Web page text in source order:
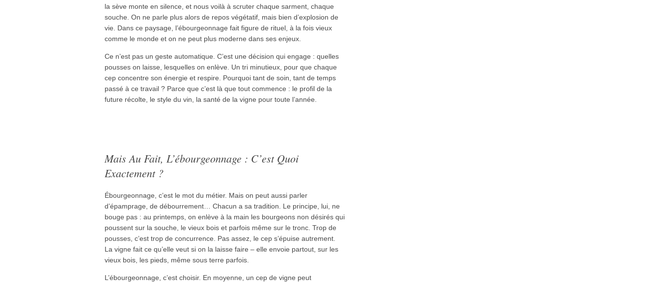
la sève monte en silence, et nous voilà à scruter chaque sarment, chaque
souche. On ne parle plus alors de repos végétatif, mais bien d’explosion de
vie. Dans ce paysage, l’ébourgeonnage fait figure de rituel, à la fois vieux
comme le monde et on ne peut plus moderne dans ses enjeux.
Ce n’est pas un geste automatique. C’est une décision qui engage : quelles
pousses on laisse, lesquelles on enlève. Un tri minutieux, pour que chaque
cep concentre son énergie et respire. Pourquoi tant de soin, tant de temps
passé à ce travail ? Parce que c’est là que tout commence : le profil de la
future récolte, le style du vin, la santé de la vigne pour toute l’année.
Mais Au Fait, L’ébourgeonnage : C’est Quoi
Exactement ?
Ébourgeonnage, c’est le mot du métier. Mais on peut aussi parler
d’épamprage, de débourrement… Chacun a sa tradition. Le principe, lui, ne
bouge pas : au printemps, on enlève à la main les bourgeons non désirés qui
poussent sur la souche, le vieux bois et parfois même sur le tronc. Trop de
pousses, c’est trop de concurrence. Pas assez, le cep s’épuise autrement.
La vigne fait ce qu’elle veut si on la laisse faire – elle envoie partout, sur les
vieux bois, les pieds, même sous terre parfois.
L’ébourgeonnage, c’est choisir. En moyenne, un cep de vigne peut